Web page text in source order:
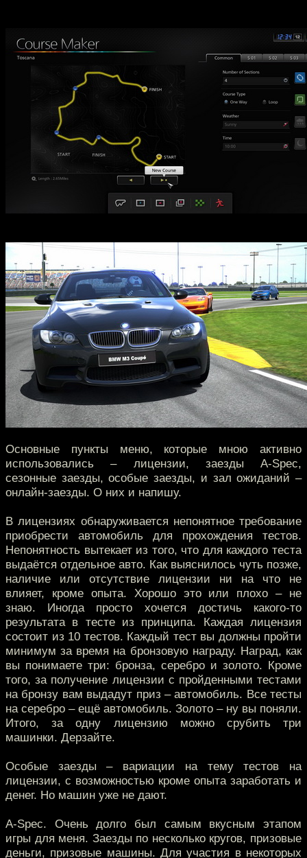
Основные пункты меню, которые мною активно
использовались – лицензии, заезды A-Spec,
сезонные заезды, особые заезды, и зал ожиданий –
онлайн-заезды. О них и напишу.
В лицензиях обнаруживается непонятное требование
приобрести автомобиль для прохождения тестов.
Непонятность вытекает из того, что для каждого теста
выдаётся отдельное авто. Как выяснилось чуть позже,
наличие или отсутствие лицензии ни на что не
влияет, кроме опыта. Хорошо это или плохо – не
знаю. Иногда просто хочется достичь какого-то
результата в тесте из принципа. Каждая лицензия
состоит из 10 тестов. Каждый тест вы должны пройти
минимум за время на бронзовую награду. Наград, как
вы понимаете три: бронза, серебро и золото. Кроме
того, за получение лицензии с пройденными тестами
на бронзу вам выдадут приз – автомобиль. Все тесты
на серебро – ещё автомобиль. Золото – ну вы поняли.
Итого, за одну лицензию можно срубить три
машинки. Дерзайте.
Особые заезды – вариации на тему тестов на
лицензии, с возможностью кроме опыта заработать и
денег. Но машин уже не дают.
A-Spec. Очень долго был самым вкусным этапом
игры для меня. Заезды по несколько кругов, призовые
деньги, призовые машины. Для участия в некоторых